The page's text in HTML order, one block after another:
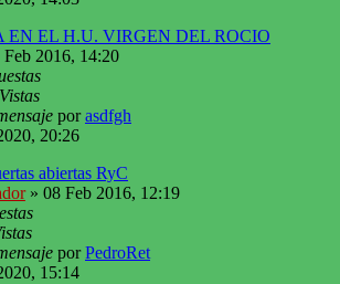
EN EL H.U. VIRGEN DEL ROCIO
Feb 2016, 14:20
Vistas
porasdfgh
20:26
abiertas RyC
» 08 Feb 2016, 12:19
porPedroRet
15:14